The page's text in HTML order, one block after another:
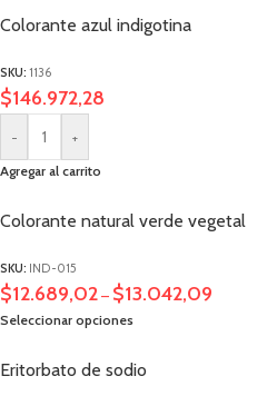
Colorante azul indigotina
SKU: 1136
$146.972,28
- +
Agregar al carrito
Colorante natural verde vegetal
SKU: IND-015
$12.689,02 – $13.042,09
Seleccionar opciones
Eritorbato de sodio